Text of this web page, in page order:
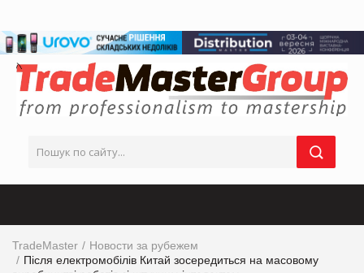
TradeMaster
Новости за рубежем
Після електромобілів Китай зосередиться на масовому